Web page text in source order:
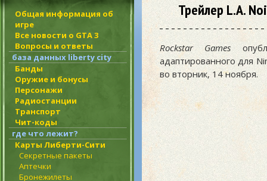
Общая информация об
игре
Все новости о GTA 3
Вопросы и ответы
база данных liberty city
Банды
Оружие и бонусы
Персонажи
Радиостанции
Транспорт
Чит-коды
где что лежит?
Карты Либерти-Сити
Секретные пакеты
Аптечки
Бронежилеты
Трейлер L.A.
Rockstar Games
адаптированного для
во вторник, 14 ноября.